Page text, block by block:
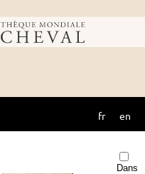
du
fr en
Dans